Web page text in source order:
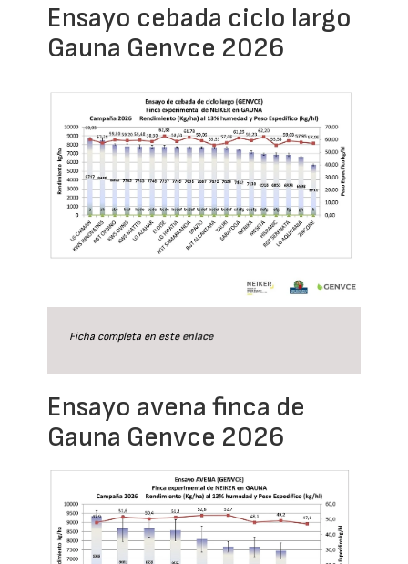
Ensayo cebada ciclo largo
Gauna Genvce 2026
Ficha completa en este enlace
Ensayo avena finca de
Gauna Genvce 2026